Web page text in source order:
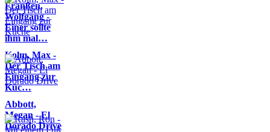
Franßen,
Wolfgang -
Einer sollte
ihm mal…
Kolm, Max -
Der Tisch am
Eingang zur
Küc…
Abbott,
Megan - El
Dorado Drive